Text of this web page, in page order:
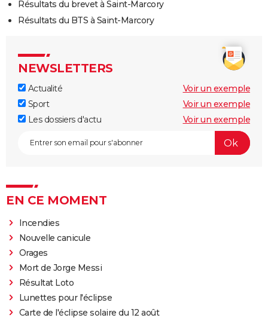
Résultats du brevet à Saint-Marcory
Résultats du BTS à Saint-Marcory
NEWSLETTERS
Actualité
Voir un exemple
Sport
Voir un exemple
Les dossiers d'actu
Voir un exemple
EN CE MOMENT
Incendies
Nouvelle canicule
Orages
Mort de Jorge Messi
Résultat Loto
Lunettes pour l'éclipse
Carte de l'éclipse solaire du 12 août